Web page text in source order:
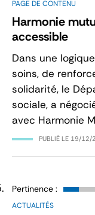
PAGE DE CONTENU
Harmonie
accessible
Dans une
soins, de
solidarité, le
sociale, a
avec Harmonie
PUBLIÉ LE 19/12/
ACTUALITÉS
Pertinence :